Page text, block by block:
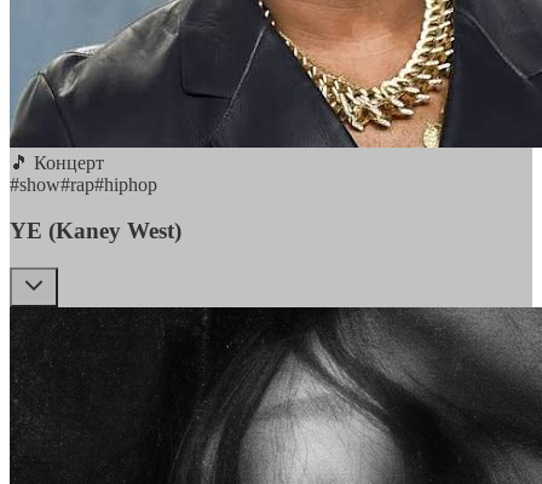
🎵 Концерт
#show#rap#hiphop
YE (Kaney West)